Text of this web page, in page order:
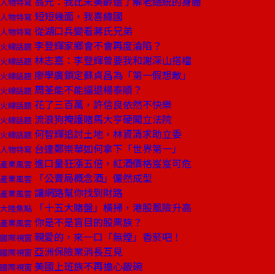
人物特寫 短短幾面，我喜緯國
人物特寫 從湖口兵變看蔣氏兄弟
火線話題 李登輝家鄉會不會再度淪陷？
火線話題 林志嘉：李登輝曾要我和謝深山搭檔
火線話題 廖學廣鎖定蘇貞昌為「第一假想敵」
火線話題 周荃能不能逼退楊泰順？
火線話題 花了三百萬，許信良依然不快樂
火線話題 流浪狗掩護賭馬大亨硬闖立法院
火線話題 何智輝追討土地，林資清求助立委
人物特寫 台達鄭崇華如何拿下「世界第一」
產業風雲 進口量狂漲五倍，紅酒價格岌岌可危
產業風雲 「公賣局概念酒」儼然成型
產業風雲 讓網路幫你找到財路
大陸焦點 「十五大賭盤」橫掃，港股風險升高
產業風雲 你是不是盲目的股票族？
國際視窗 親愛的，來一口「無煙」香菸吧！
國際視窗 亞洲保險業消長互見
國際視窗 美國上班族不再擔心飯碗